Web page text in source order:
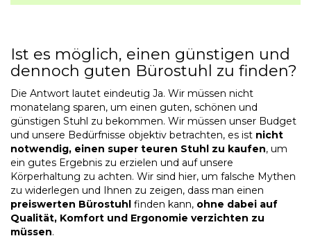
Ist es möglich, einen günstigen und
dennoch guten Bürostuhl zu finden?
Die Antwort lautet eindeutig Ja. Wir müssen nicht
monatelang sparen, um einen guten, schönen und
günstigen Stuhl zu bekommen. Wir müssen unser Budget
und unsere Bedürfnisse objektiv betrachten, es ist nicht
notwendig, einen super teuren Stuhl zu kaufen, um
ein gutes Ergebnis zu erzielen und auf unsere
Körperhaltung zu achten. Wir sind hier, um falsche Mythen
zu widerlegen und Ihnen zu zeigen, dass man einen
preiswerten Bürostuhl finden kann, ohne dabei auf
Qualität, Komfort und Ergonomie verzichten zu
müssen.